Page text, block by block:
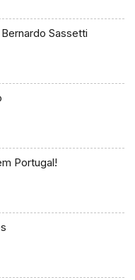
Sassetti
Portugal!